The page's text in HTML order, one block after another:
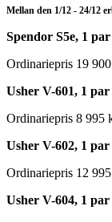
Mellan den 1/12 - 24/12
Spendor S5e, 1
Ordinariepris 19
Usher V-601, 1
Ordinariepris 8 995
Usher V-602, 1
Ordinariepris 12
Usher V-604, 1